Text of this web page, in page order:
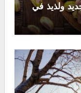
ولذيذ في